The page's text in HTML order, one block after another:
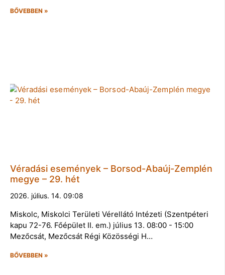
BŐVEBBEN »
Véradási események – Borsod-Abaúj-Zemplén
megye – 29. hét
2026. július. 14. 09:08
Miskolc, Miskolci Területi Vérellátó Intézeti (Szentpéteri
kapu 72-76. Főépület II. em.) július 13. 08:00 - 15:00
Mezőcsát, Mezőcsát Régi Közösségi H…
BŐVEBBEN »